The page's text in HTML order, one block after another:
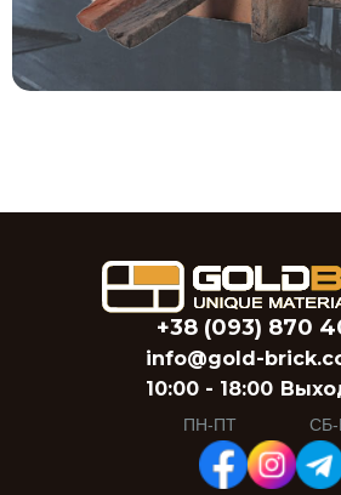
+38 (093) 870
info@gold-
10:00 - 18:00
ПН-ПТ